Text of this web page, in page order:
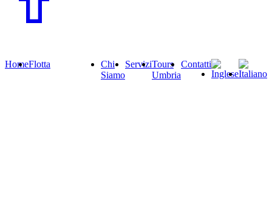
HomeFlotta
Chi
Siamo
ServiziTours
Umbria
Contatti